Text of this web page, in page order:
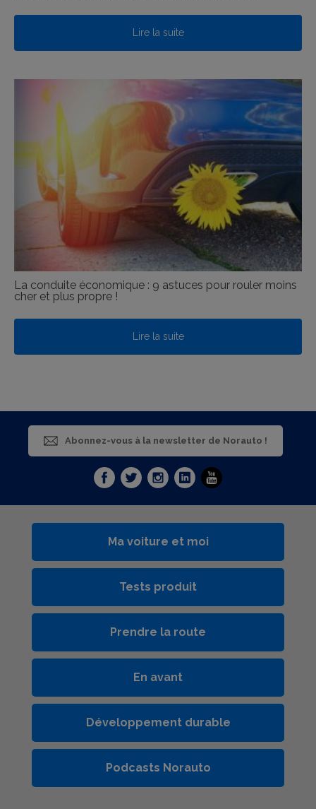
Lire la suite
La conduite économique : 9 astuces pour rouler moins
cher et plus propre !
Lire la suite
Abonnez-vous à la newsletter de Norauto !
Ma voiture et moi
Tests produit
Prendre la route
En avant
Développement durable
Podcasts Norauto